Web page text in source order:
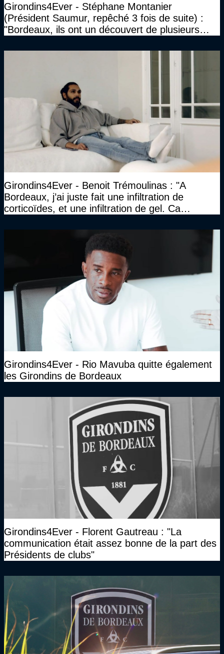
Girondins4Ever - Stéphane Montanier
(Président Saumur, repêché 3 fois de suite) :
"Bordeaux, ils ont un découvert de plusieurs
Girondins4Ever - Benoit Trémoulinas : "A
Bordeaux, j’ai juste fait une infiltration de
corticoïdes, et une infiltration de gel. Ca
Girondins4Ever - Rio Mavuba quitte également
les Girondins de Bordeaux
Girondins4Ever - Florent Gautreau : "La
communication était assez bonne de la part des
Présidents de clubs"